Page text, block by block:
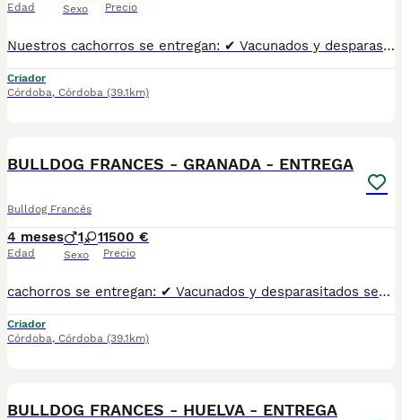
Edad Sexo Precio
Nuestros cachorros se entregan: ✔ Vacunados y desparasitados según su edad. ✔ Con microchip y cartilla veterinaria al día. ✔ Revisados veterinariamente antes de la entrega. ✔ Procedentes de líneas cuidadosamente seleccionadas por salud, morfología y carácter. ✔ Con una excelente socialización desde pequeños y habituados al contacto diario con personas. ✔ Iniciados en el aprendizaje para hacer sus necesidades en empapador, facilitando su adaptación al nuevo hogar. ✔ Con asesoramiento antes y después de la entrega para ayudarte en todo lo que necesites.Realizamos entregas en Sevilla, Málaga, Cádiz, Córdoba, Granada, Jaén, Huelva y Almería, además de ciudades como Marbella, Jerez de la Frontera, Algeciras, Estepona, Fuengirola, Benalmádena, Mijas, Torremolinos, Dos Hermanas, Antequera y cualquier otro punto de Andalucía Y TODA ESPAÑA !!! 100% a contrarreembolso. No tendrás que pagar el cachorro por adelantado. Lo recibes en la puerta de tu casa y podrás comprobar que todo está correcto antes de realizar el pago.610864702
Criador
Córdoba, Córdoba (39.1km)
BULLDOG FRANCES - GRANADA - ENTREGA
Bulldog Francés
4 meses
Edad
1 1
Sexo
1500 €
Precio
cachorros se entregan: ✔ Vacunados y desparasitados según su edad. ✔ Con microchip y cartilla veterinaria al día. ✔ Revisados veterinariamente antes de la entrega. ✔ Procedentes de líneas cuidadosamente seleccionadas por salud, morfología y carácter. ✔ Con una excelente socialización desde pequeños y habituados al contacto diario con personas. ✔ Iniciados en el aprendizaje para hacer sus necesidades en empapador, facilitando su adaptación al nuevo hogar. ✔ Con asesoramiento antes y después de la entrega para ayudarte en todo lo que necesites.Realizamos entregas en Sevilla, Málaga, Cádiz, Córdoba, Granada, Jaén, Huelva y Almería, además de ciudades como Marbella, Jerez de la Frontera, Algeciras, Estepona, Fuengirola, Benalmádena, Mijas, Torremolinos, Dos Hermanas, Antequera y cualquier otro punto de Andalucía. 🚚 Entrega 100% a contrarreembolso. No tendrás que pagar el cachorro por adelantado. Lo recibes en la puerta de tu casa y podrás comprobar que todo está correcto antes de realizar el pago.610864702
Criador
Córdoba, Córdoba (39.1km)
BULLDOG FRANCES - HUELVA - ENTREGA